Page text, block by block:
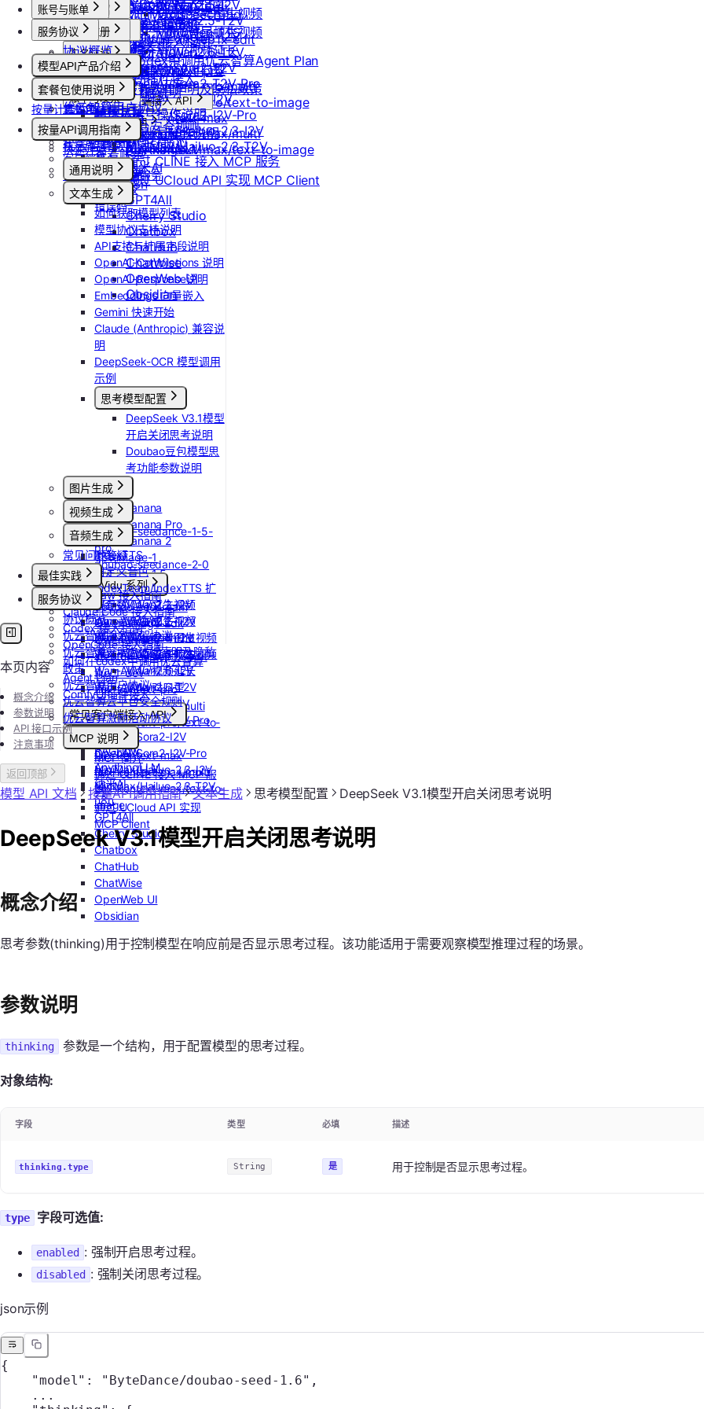
更新Pod实例端口
设置/更新定时关机
取消定时关机
Qwen-Image-Edit
Qwen-Image
stepfun-ai/step1x-edit
flux.1-dev
flux-kontext-pro
flux-kontext-pro/multi
flux-kontext-pro/text-to-image
flux-kontext-max
flux-kontext-max/multi
flux-kontext-max/text-to-image
Vidu/参考图生视频
Vidu/首尾帧生视频
Vidu/视频延长
Vidu/对口型
Wan-AI/Wan2.5-I2V
Wan-AI/Wan2.5-T2V
Wan-AI/Wan2.6-I2V
Wan-AI/Wan2.6-T2V
OpenAI/Sora2-T2V
OpenAI/Sora2-T2V-Pro
OpenAI/Sora2-I2V
OpenAI/Sora2-I2V-Pro
MiniMax/Hailuo-2.3-I2V
MiniMax/Hailuo-2.3-T2V
MiniMax/speech-hd
通义千问 Qwen-TTS
Claude Code 接入指南
Codex 接入指南
OpenCode 接入指南
如何在codex中调用优云智算Agent Plan
ComfyUI插件接入
常见客户端接入 API
Dify
RAGFlow
AnythingLLM
纳米AI
n8n
GPT4All
Cherry Studio
Chatbox
ChatHub
ChatWise
OpenWeb UI
Obsidian
MCP 说明
MCP 简介
通过 CLINE 接入 MCP 服务
通过 UCloud API 实现 MCP Client
产品介绍
产品介绍
快速开始
控制台操作
Agent广场
操作指南
模型配置
计费说明
升配与续费
到期与数据说明
账号与账单
账号注册
注册流程
注销账号
实名认证
认证概览
个人认证
高校认证
企业认证
团队管理
团队功能概览
管理员账号操作说明
团队成员账号操作说明
账单与发票
账号充值
提现规则
查看账单
开具发票
服务协议
协议概览
优云智算服务框架协议
优云智算云服务法律声明及隐私政策
优云智算用户协议
优云智算云平台安全规则
优云智算激励活动协议
模型API产品介绍
模型API服务
套餐包使用说明
套餐包快速上手
套餐计费逻辑
套餐用量统计
客户端接入
OpenClaw 云端服务
按量计费说明
按量API调用指南
快速开始
通用说明
认证鉴权
错误码
文本生成
如何获取模型列表
模型协议支持说明
API支持与扩展字段说明
OpenAI-Completions 说明
OpenAI-Response说明
Embeddings 向量嵌入
Gemini 快速开始
Claude (Anthropic) 兼容说
明
DeepSeek-OCR 模型调用
示例
思考模型配置
DeepSeek V3.1模型
开启关闭思考说明
Doubao豆包模型思
考功能参数说明
图片生成
Nano Banana
Nano Banana Pro
Nano Banana 2
gpt-image-1
gpt-image-1.5
gpt-image-2
doubao-seedream
Qwen-Image-Edit
Qwen-Image
stepfun-ai/step1x-edit
flux.1-dev
flux-kontext-pro
flux-kontext-pro/multi
flux-kontext-pro/text-to-
image
flux-kontext-max
flux-kontext-max/multi
flux-kontext-max/text-to-
image
视频生成
doubao-seedance-1-5-
pro
doubao-seedance-2-0
Vidu 系列
Vidu/文生视频
Vidu/图生视频
Vidu/参考图生视频
Vidu/首尾帧生视频
Vidu/视频延长
Vidu/对口型
Wan-AI/Wan2.2-I2V
Wan-AI/Wan2.2-T2V
Wan-AI/Wan2.5-I2V
Wan-AI/Wan2.5-T2V
Wan-AI/Wan2.6-I2V
Wan-AI/Wan2.6-T2V
OpenAI/Sora2-T2V
OpenAI/Sora2-T2V-Pro
OpenAI/Sora2-I2V
OpenAI/Sora2-I2V-Pro
MiniMax/Hailuo-2.3-I2V
MiniMax/Hailuo-2.3-T2V
音频生成
IndexTTS
自定义音色
IndexTeam/IndexTTS 扩
展参数
suno音乐生成
MiniMax/speech-hd
通义千问 Qwen-TTS
常见问题答疑
最佳实践
OpenClaw 接入指南
Claude Code 接入指南
Codex 接入指南
OpenCode 接入指南
如何在codex中调用优云智算
Agent Plan
ComfyUI插件接入
常见客户端接入 API
Dify
RAGFlow
AnythingLLM
纳米AI
n8n
GPT4All
Cherry Studio
Chatbox
ChatHub
ChatWise
OpenWeb UI
Obsidian
MCP 说明
MCP 简介
通过 CLINE 接入 MCP 服
务
通过 UCloud API 实现
MCP Client
服务协议
协议概览
优云智算服务框架协议
优云智算云服务法律声明及隐私
政策
优云智算用户协议
优云智算云平台安全规则
优云智算激励活动协议
本页内容
概念介绍
参数说明
API 接口示例
注意事项
返回顶部
模型 API 文档 按量API调用指南 文本生成 思考模型配置 DeepSeek V3.1模型开启关闭思考说明
DeepSeek V3.1模型开启关闭思考说明
概念介绍
思考参数(thinking)用于控制模型在响应前是否显示思考过程。该功能适用于需要观察模型推理过程的场景。
参数说明
thinking 参数是一个结构，用于配置模型的思考过程。
对象结构:
字段 类型 必填 描述
thinking.type String 是 用于控制是否显示思考过程。
type 字段可选值:
enabled : 强制开启思考过程。
disabled : 强制关闭思考过程。
json示例
{
    "model"
: "ByteDance/doubao-seed-1.6" ,
    ...